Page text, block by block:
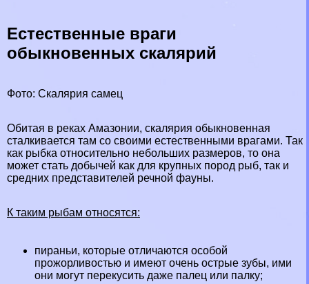
Естественные враги
обыкновенных скалярий
Фото: Скалярия самец
Обитая в реках Амaзoнии, скалярия обыкновенная
сталкивается там со своими естественными врагами. Так
как рыбка относительно небольших размеров, то она
может стать добычей как для крупных пород рыб, так и
средних представителей речной фауны.
К таким рыбам относятся:
пираньи, которые отличаются особой
прожорливостью и имеют очень острые зубы, ими
они могут перекусить даже палец или палку;